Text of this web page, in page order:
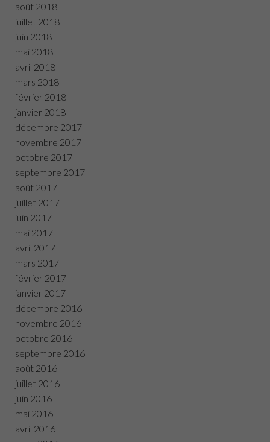
août 2018
juillet 2018
juin 2018
mai 2018
avril 2018
mars 2018
février 2018
janvier 2018
décembre 2017
novembre 2017
octobre 2017
septembre 2017
août 2017
juillet 2017
juin 2017
mai 2017
avril 2017
mars 2017
février 2017
janvier 2017
décembre 2016
novembre 2016
octobre 2016
septembre 2016
août 2016
juillet 2016
juin 2016
mai 2016
avril 2016